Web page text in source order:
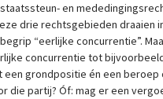
en
drie rechtsgebieden draaien
“eerlijke concurrentie”.
concurrentie tot
grondpositie én een beroep
die partij? Óf: mag er een